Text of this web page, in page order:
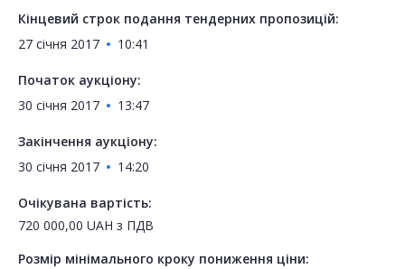
Кінцевий строк подання тендерних пропозицій:
27 січня 2017
10:41
Початок аукціону:
30 січня 2017
13:47
Закінчення аукціону:
30 січня 2017
14:20
Очікувана вартість:
720 000,00 UAH з ПДВ
Розмір мінімального кроку пониження ціни: